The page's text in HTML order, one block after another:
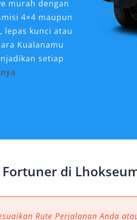
murah dengan
4×4 maupun
lepas kunci atau
Kualanamu
setiap
jika
di
Rute Perjalanan Anda